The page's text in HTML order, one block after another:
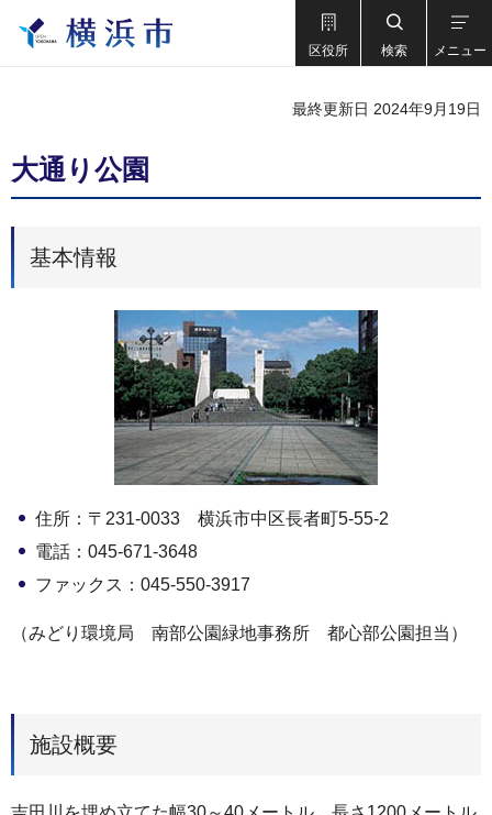
区役所 検索 メニュー
最終更新日 2024年9月19日
大通り公園
基本情報
住所：〒231-0033 横浜市中区長者町5-55-2
電話：045-671-3648
ファックス：045-550-3917
（みどり環境局 南部公園緑地事務所 都心部公園担当）
施設概要